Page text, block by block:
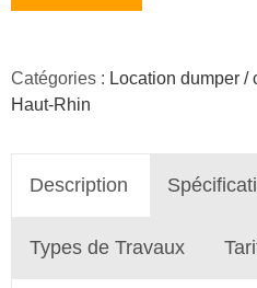
Catégories : Location dumper /
Haut-Rhin
Description
Types de Travaux